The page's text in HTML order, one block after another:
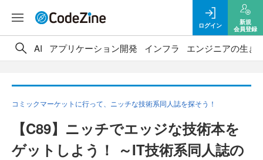
ログイン
新規
会員登録
AI アプリケーション開発 インフラ エンジニアの生き
コミックマーケットに行って、ニッチな技術系同人誌を探そう！
【C89】ニッチでエッジな技術本を
ゲットしよう！ ～IT技術系同人誌の